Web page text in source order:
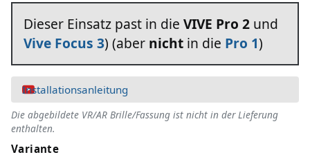
Dieser Einsatz past in die VIVE Pro 2 und
Vive Focus 3) (aber nicht in die Pro 1)
Installationsanleitung
Die abgebildete VR/AR Brille/Fassung ist nicht in der Lieferung
enthalten.
Variante